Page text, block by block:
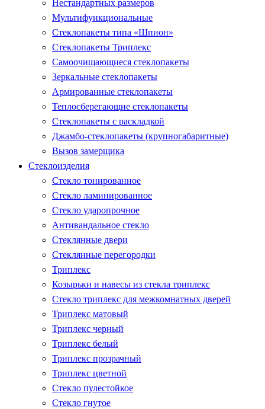
Нестандартных размеров
Мультифункциональные
Стеклопакеты типа «Шпион»
Стеклопакеты Триплекс
Самоочищающиеся стеклопакеты
Зеркальные стеклопакеты
Армированные стеклопакеты
Теплосберегающие стеклопакеты
Стеклопакеты с раскладкой
Джамбо-стеклопакеты (крупногабаритные)
Вызов замерщика
Стеклоизделия
Стекло тонированное
Стекло ламинированное
Стекло ударопрочное
Антивандальное стекло
Стеклянные двери
Стеклянные перегородки
Триплекс
Козырьки и навесы из стекла триплекс
Стекло триплекс для межкомнатных дверей
Триплекс матовый
Триплекс черный
Триплекс белый
Триплекс прозрачный
Триплекс цветной
Стекло пулестойкое
Стекло гнутое